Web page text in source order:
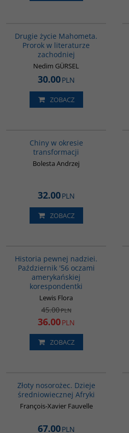
Drugie życie Mahometa.
Prorok w literaturze
zachodniej
Nedim GÜRSEL
30.00PLN
ZOBACZ
Chiny w okresie
transformacji
Bolesta Andrzej
32.00PLN
ZOBACZ
Historia pewnej nadziei.
Październik '56 oczami
amerykańskiej
korespondentki
Lewis Flora
45.00PLN
36.00PLN
ZOBACZ
Złoty nosorożec. Dzieje
średniowiecznej Afryki
François-Xavier Fauvelle
67.00PLN